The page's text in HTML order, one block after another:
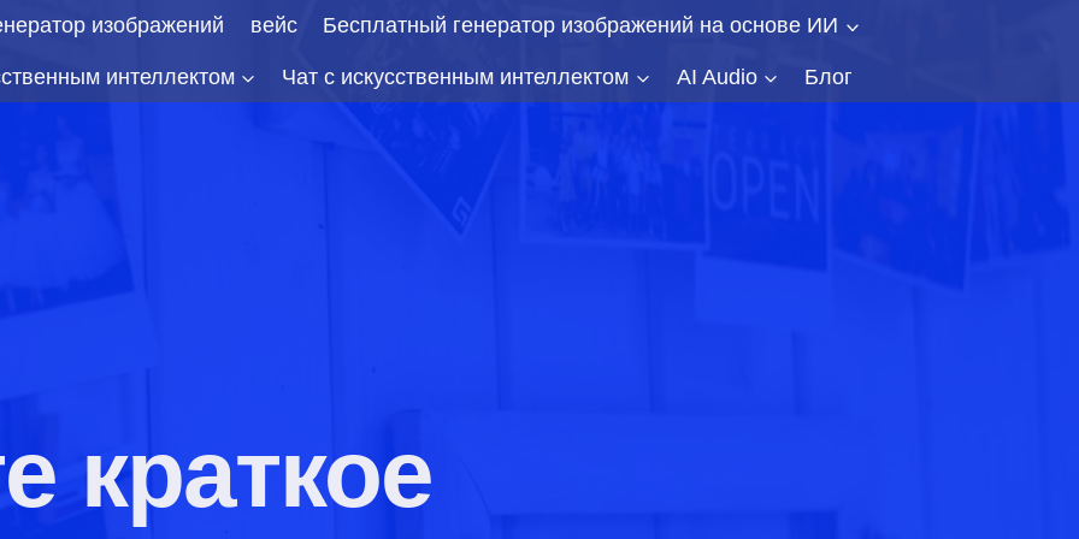
изображений вейс Бесплатный генератор изображений на основе ИИ
интеллектом Чат с искусственным интеллектом AI Audio Блог
краткое